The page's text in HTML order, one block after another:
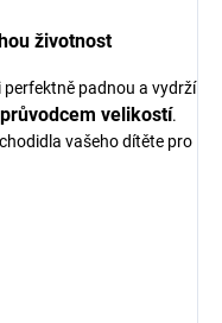
životnost
padnou a vydrží
průvodcem velikostí.
vašeho dítěte pro